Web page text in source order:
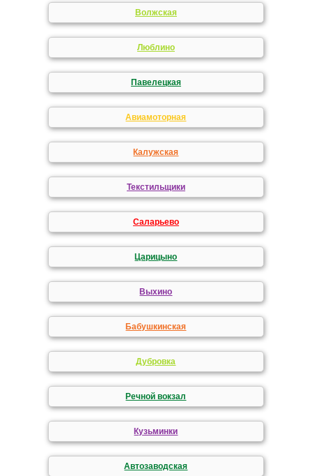
Волжская
Люблино
Павелецкая
Авиамоторная
Калужская
Текстильщики
Саларьево
Царицыно
Выхино
Бабушкинская
Дубровка
Речной вокзал
Кузьминки
Автозаводская